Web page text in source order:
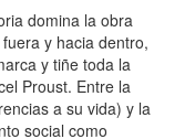
domina la obra
y hacia dentro,
y tiñe toda la
Proust. Entre la
a su vida) y la
social como